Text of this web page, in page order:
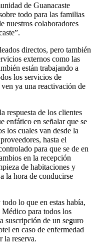
de Guanacaste
todo para las familias
nuestros colaboradores
directos, pero también
externos como las
están trabajando a
los servicios de
ya una reactivación de
respuesta de los clientes
enfático en señalar que se
los cuales van desde la
hasta el
para que se de en
en la recepción
de habitaciones y
la hora de conducirse
lo que en estas había,
para todos los
suscripción de un seguro
en caso de enfermedad
la reserva.